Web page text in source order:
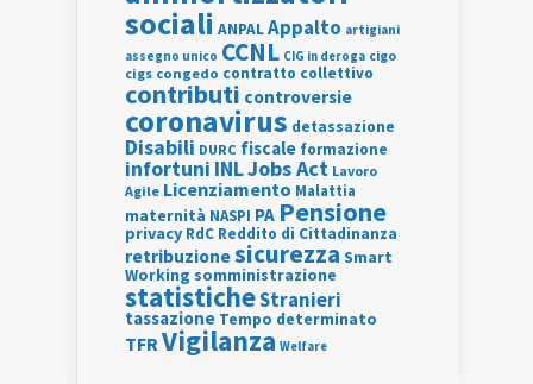
sociali ANPALAppalto artigiani
assegno unico CCNL CIG in deroga cigo
cigs congedo contratto collettivo
contributi controversie
coronavirus detassazione
Disabili DURC fiscale formazione
infortuni INLJobs Act Lavoro
Agile Licenziamento Malattia
maternità NASPI PA Pensione
privacy RdC Reddito di Cittadinanza
retribuzionesicurezza Smart
Working somministrazione
statisticheStranieri
tassazione Tempo determinato
TFRVigilanza Welfare